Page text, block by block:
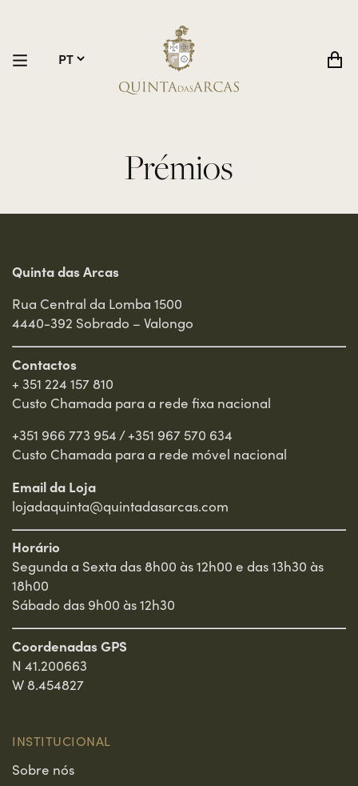
Prémios
Quinta das Arcas
Rua Central da Lomba 1500
4440-392 Sobrado – Valongo
Contactos
+ 351 224 157 810
Custo Chamada para a rede fixa nacional
+351 966 773 954 /+351 967 570 634
Custo Chamada para a rede móvel nacional
Email da Loja
lojadaquinta@quintadasarcas.com
Horário
Segunda a Sexta das 8h00 às 12h00 e das 13h30 às
18h00
Sábado das 9h00 às 12h30
Coordenadas GPS
N 41.200663
W 8.454827
INSTITUCIONAL
Sobre nós